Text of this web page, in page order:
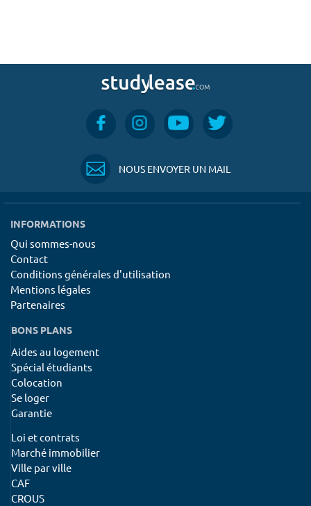
NOUS ENVOYER UN MAIL
INFORMATIONS
Qui sommes-nous
Contact
Conditions générales d'utilisation
Mentions légales
Partenaires
BONS PLANS
Aides au logement
Spécial étudiants
Colocation
Se loger
Garantie
Loi et contrats
Marché immobilier
Ville par ville
CAF
CROUS